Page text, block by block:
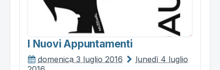
I Nuovi Appuntamenti
domenica 3 luglio 2016
lunedì 4 luglio